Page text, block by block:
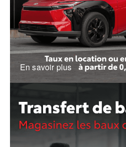
En savoir plus